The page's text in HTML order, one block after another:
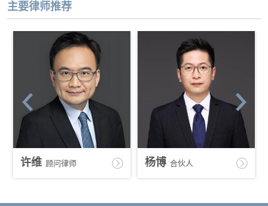
主要律师推荐
许维 顾问律师 杨博 合伙人